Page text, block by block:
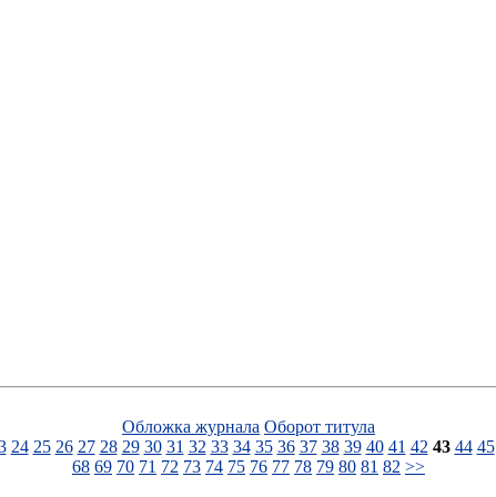
Обложка журнала Оборот титула
24 25 26 27 28 29 30 31 32 33 34 35 36 37 38 39 40 41 42 43 44 45
68 69 70 71 72 73 74 75 76 77 78 79 80 81 82 >>